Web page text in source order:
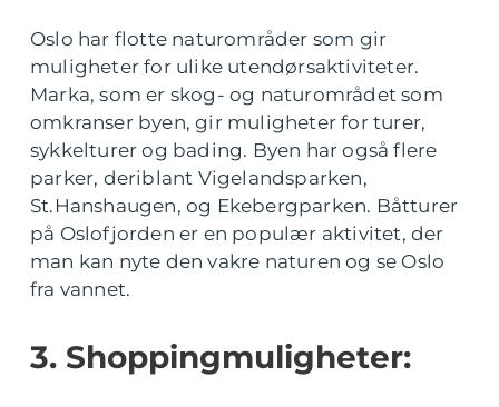
Oslo har flotte naturområder som gir
muligheter for ulike utendørsaktiviteter.
Marka, som er skog- og naturområdet som
omkranser byen, gir muligheter for turer,
sykkelturer og bading. Byen har også flere
parker, deriblant Vigelandsparken,
St.Hanshaugen, og Ekebergparken. Båtturer
på Oslofjorden er en populær aktivitet, der
man kan nyte den vakre naturen og se Oslo
fra vannet.
3. Shoppingmuligheter: